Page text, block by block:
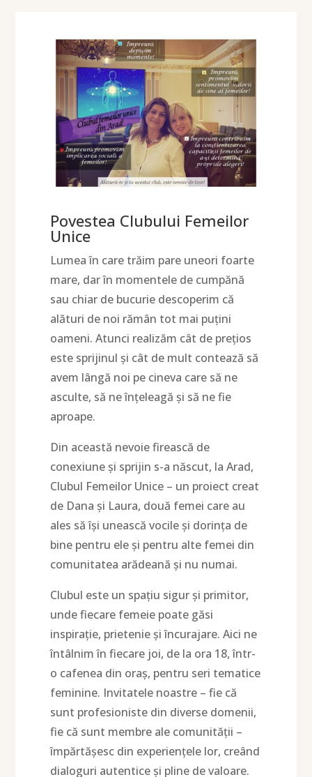
Povestea Clubului Femeilor
Unice
Lumea în care trăim pare uneori foarte
mare, dar în momentele de cumpănă
sau chiar de bucurie descoperim că
alături de noi rămân tot mai puțini
oameni. Atunci realizăm cât de prețios
este sprijinul și cât de mult contează să
avem lângă noi pe cineva care să ne
asculte, să ne înțeleagă și să ne fie
aproape.
Din această nevoie firească de
conexiune și sprijin s-a născut, la Arad,
Clubul Femeilor Unice – un proiect creat
de Dana și Laura, două femei care au
ales să își unească vocile și dorința de
bine pentru ele și pentru alte femei din
comunitatea arădeană și nu numai.
Clubul este un spațiu sigur și primitor,
unde fiecare femeie poate găsi
inspirație, prietenie și încurajare. Aici ne
întâlnim în fiecare joi, de la ora 18, într-
o cafenea din oraș, pentru seri tematice
feminine. Invitatele noastre – fie că
sunt profesioniste din diverse domenii,
fie că sunt membre ale comunității –
împărtășesc din experiențele lor, creând
dialoguri autentice și pline de valoare.